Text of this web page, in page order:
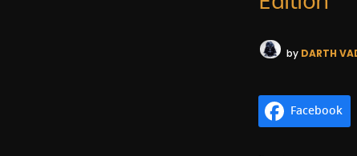
by DARTH
Facebook